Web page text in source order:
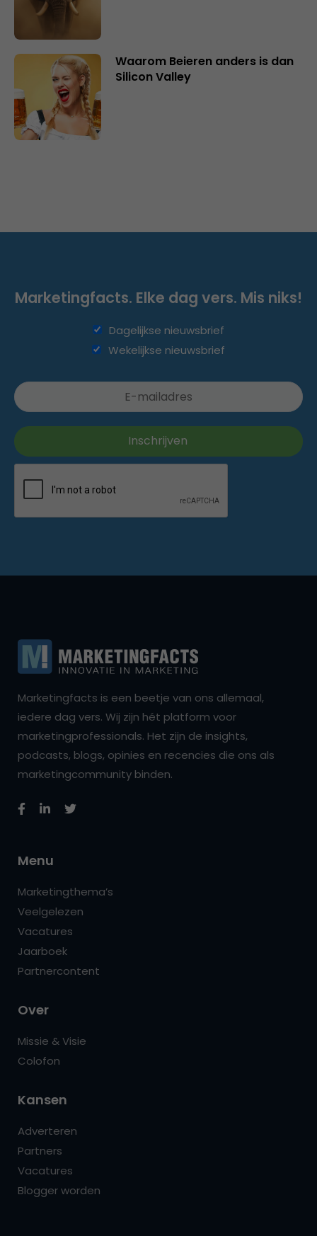
Waarom Beieren anders is dan
Silicon Valley
Marketingfacts. Elke dag vers. Mis niks!
Dagelijkse nieuwsbrief
Wekelijkse nieuwsbrief
Marketingfacts is een beetje van ons allemaal,
iedere dag vers. Wij zijn hét platform voor
marketingprofessionals. Het zijn de insights,
podcasts, blogs, opinies en recencies die ons als
marketingcommunity binden.
Menu
Marketingthema’s
Veelgelezen
Vacatures
Jaarboek
Partnercontent
Over
Missie & Visie
Colofon
Kansen
Adverteren
Partners
Vacatures
Blogger worden